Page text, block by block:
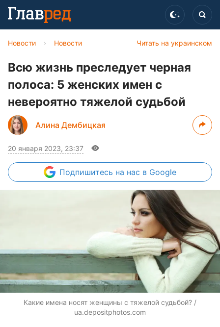
Читать на украинском
Новости › Новости
Всю жизнь преследует черная
полоса: 5 женских имен с
невероятно тяжелой судьбой
Алина Дембицкая
20 января 2023, 23:37
Подпишитесь на нас в Google
Какие имена носят женщины с тяжелой судьбой? /
ua.depositphotos.com